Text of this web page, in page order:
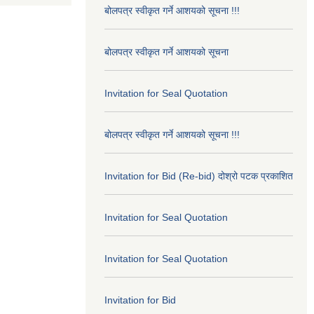
बोलपत्र स्वीकृत गर्ने आशयको सूचना !!!
बोलपत्र स्वीकृत गर्ने आशयको सूचना
Invitation for Seal Quotation
बोलपत्र स्वीकृत गर्ने आशयको सूचना !!!
Invitation for Bid (Re-bid) दोश्रो पटक प्रकाशित
Invitation for Seal Quotation
Invitation for Seal Quotation
Invitation for Bid